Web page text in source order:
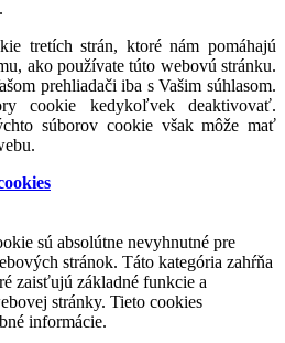
tretích strán, ktoré nám pomáhajú
ako používate túto webovú stránku.
prehliadači iba s Vašim súhlasom.
cookie kedykoľvek deaktivovať.
súborov cookie však môže mať
sú absolútne nevyhnutné pre
stránok. Táto kategória zahŕňa
zaisťujú základné funkcie a
stránky. Tieto cookies
informácie.